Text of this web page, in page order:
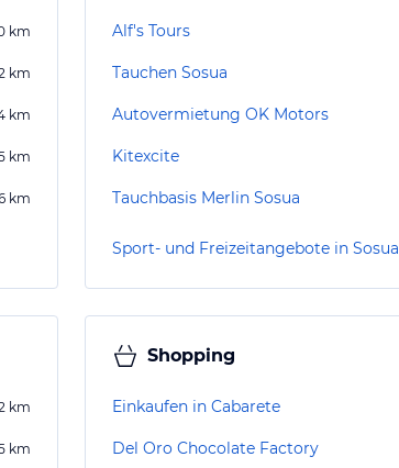
km
km
km
km
km
Alf's Tours
Tauchen Sosua
Autovermietung OK Motors
Kitexcite
Tauchbasis Merlin Sosua
Sport- und Freizeitangebote in Sosua
km
km
Shopping
Einkaufen in Cabarete
Del Oro Chocolate Factory